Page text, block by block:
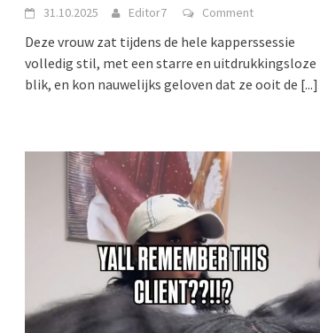
31.10.2025 Editor7 Comment
Deze vrouw zat tijdens de hele kapperssessie
volledig stil, met een starre en uitdrukkingsloze
blik, en kon nauwelijks geloven dat ze ooit de [...]